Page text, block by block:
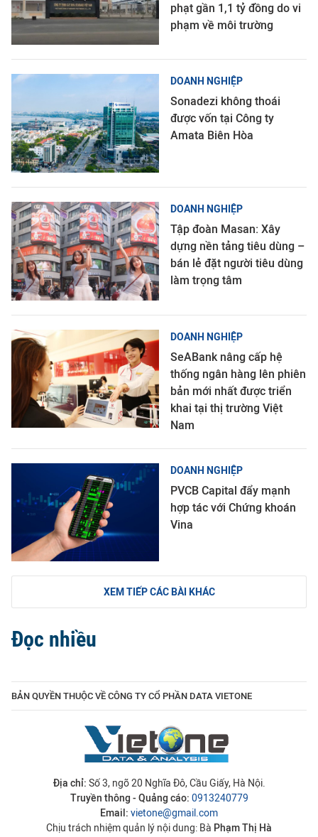
phạt gần 1,1 tỷ đồng do vi
phạm về môi trường
DOANH NGHIỆP
Sonadezi không thoái
được vốn tại Công ty
Amata Biên Hòa
DOANH NGHIỆP
Tập đoàn Masan: Xây
dựng nền tảng tiêu dùng –
bán lẻ đặt người tiêu dùng
làm trọng tâm
DOANH NGHIỆP
SeABank nâng cấp hệ
thống ngân hàng lên phiên
bản mới nhất được triển
khai tại thị trường Việt
Nam
DOANH NGHIỆP
PVCB Capital đẩy mạnh
hợp tác với Chứng khoán
Vina
XEM TIẾP CÁC BÀI KHÁC
Đọc nhiều
BẢN QUYỀN THUỘC VỀ CÔNG TY CỔ PHẦN DATA VIETONE
Địa chỉ: Số 3, ngõ 20 Nghĩa Đô, Cầu Giấy, Hà Nội.
Truyền thông - Quảng cáo: 0913240779
Email: vietone@gmail.com
Chịu trách nhiệm quản lý nội dung: Bà Phạm Thị Hà